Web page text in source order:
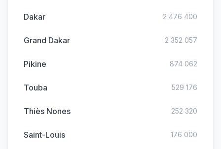
Dakar 2 476 400
Grand Dakar 2 352 057
Pikine 874 062
Touba 529 176
Thiès Nones 252 320
Saint-Louis 176 000